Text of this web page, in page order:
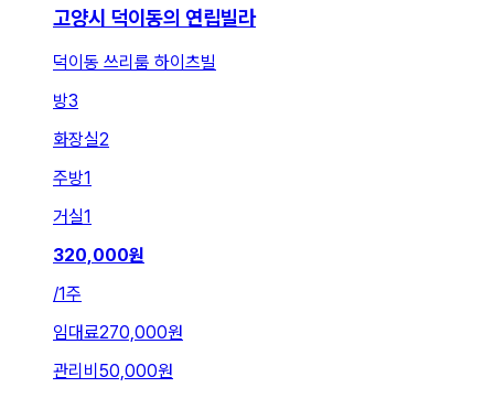
고양시 덕이동의 연립빌라
덕이동 쓰리룸 하이츠빌
방3
화장실2
주방1
거실1
320,000원
/1주
임대료270,000원
관리비 50,000원